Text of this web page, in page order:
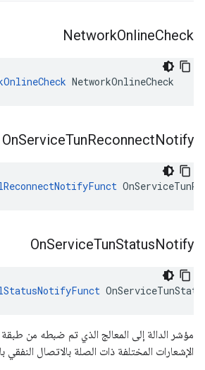
NetworkOnlineCheck
NetworkOnlineCheck
OnServiceTunReconnectNotify
OnServiceTunStatusNotify
مؤشر الدالة إلى المعالج الذي تم ضبطه من طبقة
الإشعارات المختلفة ذات الصلة بالاتصال النفقي